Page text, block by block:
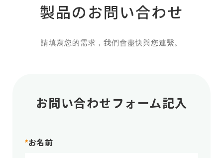
製品のお問い合わせ
請填寫您的需求，我們會盡快與您連繫。
お問い合わせフォーム記入
*お名前